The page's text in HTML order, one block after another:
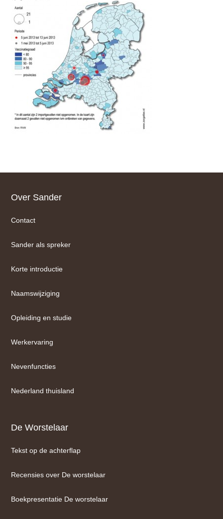
Footer
Over Sander
Contact
Sander als spreker
Korte introductie
Naamswijziging
Opleiding en studie
Werkervaring
Nevenfuncties
Nederland thuisland
De Worstelaar
Tekst op de achterflap
Recensies over De worstelaar
Boekpresentatie De worstelaar